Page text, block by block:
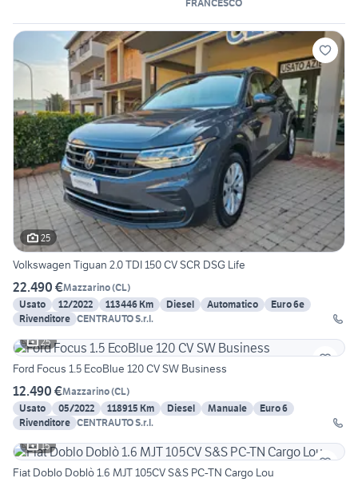
FRANCESCO
25
Volkswagen Tiguan 2.0 TDI 150 CV SCR DSG Life
22.490 €Mazzarino(CL)
Usato
12/2022 113446 Km Diesel Automatico
Euro 6e
Rivenditore CENTRAUTO S.r.l.
25
Ford Focus 1.5 EcoBlue 120 CV SW Business
12.490 €Mazzarino(CL)
Usato
05/2022 118915 Km Diesel Manuale
Euro 6
Rivenditore CENTRAUTO S.r.l.
15
Fiat Doblo Doblò 1.6 MJT 105CV S&S PC-TN Cargo Lou